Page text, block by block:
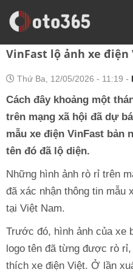
Trang Chủ Tin Xe
VinFast lộ ảnh xe điện
Thứ Ba, 12/05/2026 - 11:19 -
Cách đây khoảng một
trên mạng xã hội đã dự
mẫu xe điện VinFast bản
tên đó đã lộ diện.
Những hình ảnh rò rỉ trên
đã xác nhận thông tin mẫu
tại Việt Nam.
Trước đó, hình ảnh của xe
logo tên đã từng được rò
thích xe điện Việt. Ở lần